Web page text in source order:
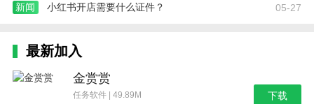
新闻 小红书开店需要什么证件？ 05-27
最新加入
金赏赏
任务软件 | 49.89M 下载